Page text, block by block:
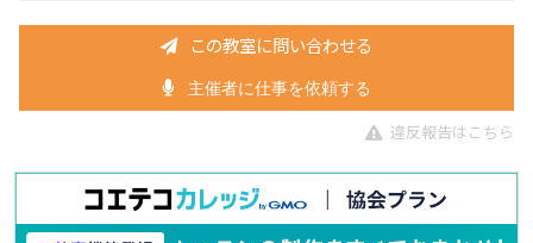
この教室に問い合わせる
主催者に仕事を依頼する
違反報告はこちら